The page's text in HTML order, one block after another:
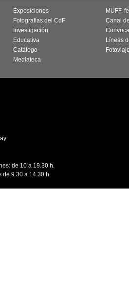
Exposiciones
Fotografías del CdF
Investigación
Educativa
Catálogo
Mediateca
MUFF,
Canal
Líneas
de 10 a 19.30 h.
de 9.30 a 14.30 h.